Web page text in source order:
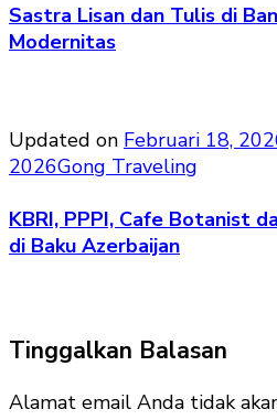
Sastra Lisan dan Tulis di
Modernitas
Updated on Februari 18,
2026Gong Traveling
KBRI, PPPI, Cafe Botanist
di Baku Azerbaijan
Tinggalkan Balasan
Alamat email Anda tidak